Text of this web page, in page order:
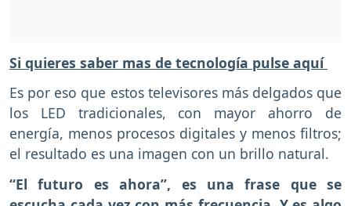
Si quieres saber mas de tecnología pulse aquí
Es por eso que estos televisores más delgados que
los LED tradicionales, con mayor ahorro de
energía, menos procesos digitales y menos filtros;
el resultado es una imagen con un brillo natural.
“El futuro es ahora”, es una frase que se